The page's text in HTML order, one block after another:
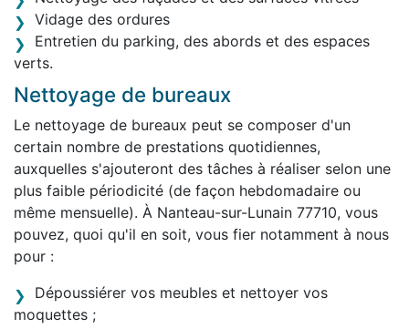
Vidage des ordures
Entretien du parking, des abords et des espaces
verts.
Nettoyage de bureaux
Le nettoyage de bureaux peut se composer d'un
certain nombre de prestations quotidiennes,
auxquelles s'ajouteront des tâches à réaliser selon une
plus faible périodicité (de façon hebdomadaire ou
même mensuelle). À Nanteau-sur-Lunain 77710, vous
pouvez, quoi qu'il en soit, vous fier notamment à nous
pour :
Dépoussiérer vos meubles et nettoyer vos
moquettes ;